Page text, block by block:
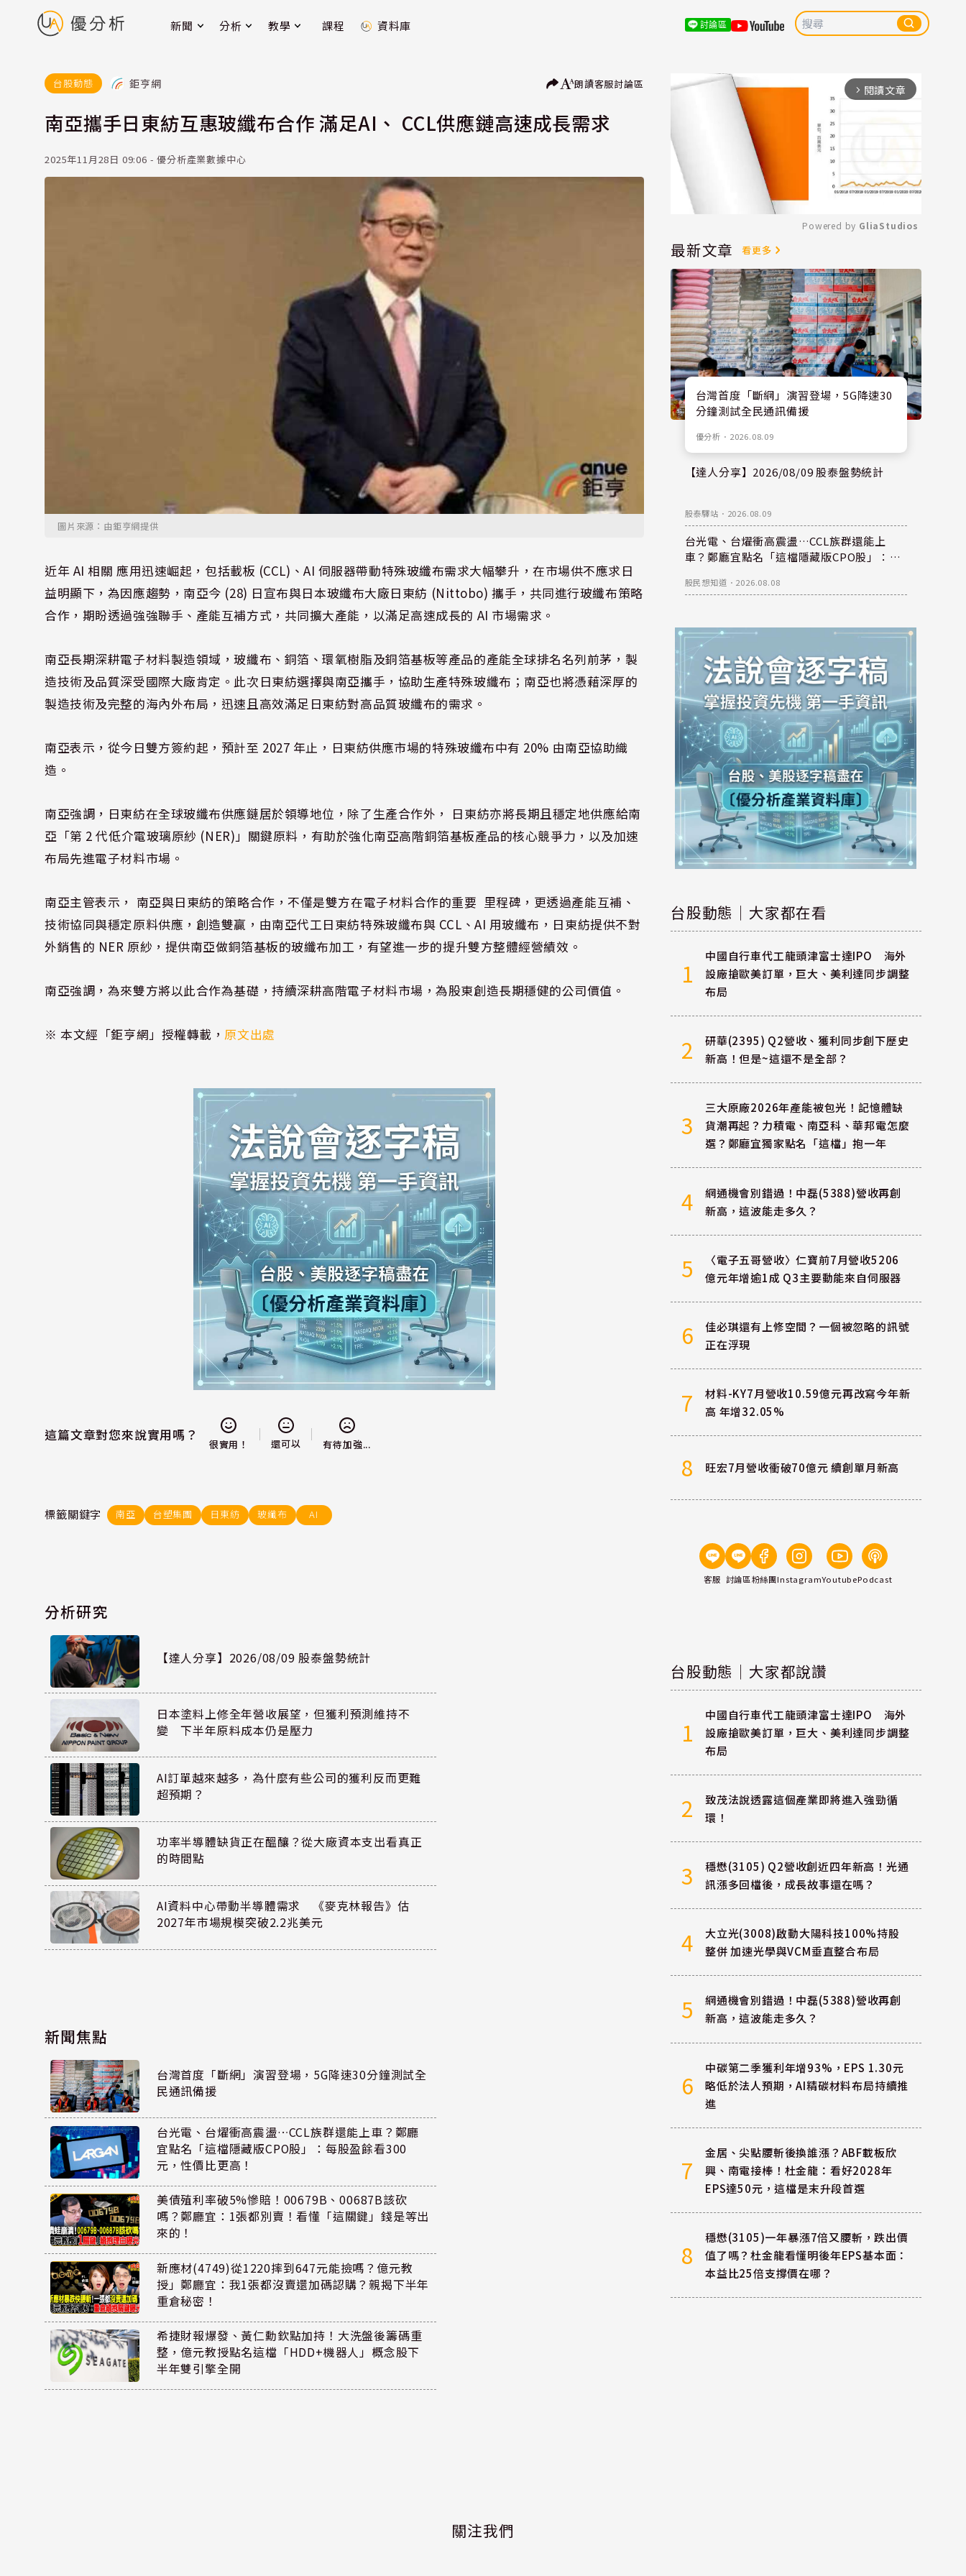
新聞 分析 教學 課程 資料庫 討論區
台股動態 鉅亨網 朗讀客服討論區
南亞攜手日東紡互惠玻纖布合作 滿足AI、 CCL供應鏈高速成長需求
2025年11月28日 09:06 - 優分析產業數據中心
圖片來源：由鉅亨網提供
近年 AI 相關 應用迅速崛起，包括載板 (CCL)、AI 伺服器帶動特殊玻纖布需求大幅攀升，在市場供不應求日
益明顯下，為因應趨勢，南亞今 (28) 日宣布與日本玻纖布大廠日東紡 (Nittobo) 攜手，共同進行玻纖布策略
合作，期盼透過強強聯手、產能互補方式，共同擴大產能，以滿足高速成長的 AI 市場需求。
南亞長期深耕電子材料製造領域，玻纖布、銅箔、環氧樹脂及銅箔基板等產品的產能全球排名名列前茅，製
造技術及品質深受國際大廠肯定。此次日東紡選擇與南亞攜手，協助生產特殊玻纖布；南亞也將憑藉深厚的
製造技術及完整的海內外布局，迅速且高效滿足日東紡對高品質玻纖布的需求。
南亞表示，從今日雙方簽約起，預計至 2027 年止，日東紡供應市場的特殊玻纖布中有 20% 由南亞協助織
造。
南亞強調，日東紡在全球玻纖布供應鏈居於領導地位，除了生產合作外， 日東紡亦將長期且穩定地供應給南
亞「第 2 代低介電玻璃原紗 (NER)」關鍵原料，有助於強化南亞高階銅箔基板產品的核心競爭力，以及加速
布局先進電子材料市場。
南亞主管表示， 南亞與日東紡的策略合作，不僅是雙方在電子材料合作的重要 里程碑，更透過產能互補、
技術協同與穩定原料供應，創造雙贏，由南亞代工日東紡特殊玻纖布與 CCL、AI 用玻纖布，日東紡提供不對
外銷售的 NER 原紗，提供南亞做銅箔基板的玻纖布加工，有望進一步的提升雙方整體經營績效。
南亞強調，為來雙方將以此合作為基礎，持續深耕高階電子材料市場，為股東創造長期穩健的公司價值。
※ 本文經「鉅亨網」授權轉載，原文出處
這篇文章對您來說實用嗎？
很實用！ 還可以 有待加強...
標籤關鍵字 南亞 台塑集團 日東紡 玻纖布 AI
分析研究
【達人分享】2026/08/09 股泰盤勢統計
日本塗料上修全年營收展望，但獲利預測維持不
變 下半年原料成本仍是壓力
AI訂單越來越多，為什麼有些公司的獲利反而更難
超預期？
功率半導體缺貨正在醞釀？從大廠資本支出看真正
的時間點
AI資料中心帶動半導體需求 《麥克林報告》估
2027年市場規模突破2.2兆美元
新聞焦點
台灣首度「斷網」演習登場，5G降速30分鐘測試全
民通訊備援
台光電、台燿衝高震盪…CCL族群還能上車？鄭廳
宜點名「這檔隱藏版CPO股」：每股盈餘看300
元，性價比更高！
美債殖利率破5%慘賠！00679B、00687B該砍
嗎？鄭廳宜：1張都別賣！看懂「這關鍵」錢是等出
來的！
新應材(4749)從1220摔到647元能撿嗎？億元教
授」鄭廳宜：我1張都沒賣還加碼認購？親揭下半年
重倉秘密！
希捷財報爆發、黃仁勳欽點加持！大洗盤後籌碼重
整，億元教授點名這檔「HDD+機器人」概念股下
半年雙引擎全開
arrow_forward_ios 閱讀文章
Mute
Powered by GliaStudios
最新文章 看更多
台灣首度「斷網」演習登場，5G降速30
分鐘測試全民通訊備援
優分析 ． 2026.08.09
【達人分享】2026/08/09 股泰盤勢統計
股泰驛站 ． 2026.08.09
台光電、台燿衝高震盪…CCL族群還能上
車？鄭廳宜點名「這檔隱藏版CPO股」：每
股民想知道 ． 2026.08.08
台股動態｜大家都在看
1
中國自行車代工龍頭津富士達IPO 海外
設廠搶歐美訂單，巨大、美利達同步調整
布局
2
研華(2395) Q2營收、獲利同步創下歷史
新高！但是~這還不是全部？
3
三大原廠2026年產能被包光！記憶體缺
貨潮再起？力積電、南亞科、華邦電怎麼
選？鄭廳宜獨家點名「這檔」抱一年
4
網通機會別錯過！中磊(5388)營收再創
新高，這波能走多久？
5
〈電子五哥營收〉仁寶前7月營收5206
億元年增逾1成 Q3主要動能來自伺服器
6
佳必琪還有上修空間？一個被忽略的訊號
正在浮現
7
材料-KY7月營收10.59億元再改寫今年新
高 年增32.05%
8 旺宏7月營收衝破70億元 續創單月新高
客服 討論區粉絲團InstagramYoutubePodcast
台股動態｜大家都說讚
1
中國自行車代工龍頭津富士達IPO 海外
設廠搶歐美訂單，巨大、美利達同步調整
布局
2
致茂法說透露這個產業即將進入強勁循
環！
3
穩懋(3105) Q2營收創近四年新高！光通
訊漲多回檔後，成長故事還在嗎？
4
大立光(3008)啟動大陽科技100%持股
整併 加速光學與VCM垂直整合布局
5
網通機會別錯過！中磊(5388)營收再創
新高，這波能走多久？
6
中碳第二季獲利年增93%，EPS 1.30元
略低於法人預期，AI精碳材料布局持續推
進
7
金居、尖點腰斬後換誰漲？ABF載板欣
興、南電接棒！杜金龍：看好2028年
EPS達50元，這檔是末升段首選
8
穩懋(3105)一年暴漲7倍又腰斬，跌出價
值了嗎？杜金龍看懂明後年EPS基本面：
本益比25倍支撐價在哪？
關注我們